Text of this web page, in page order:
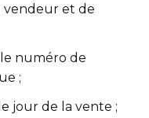
vendeur et de
numéro de
;
jour de la vente ;